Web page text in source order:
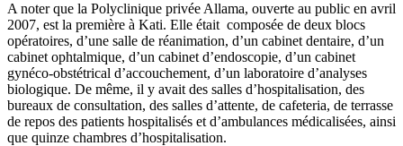
A noter que la Polyclinique privée Allama, ouverte au public en avril
2007, est la première à Kati. Elle était composée de deux blocs
opératoires, d’une salle de réanimation, d’un cabinet dentaire, d’un
cabinet ophtalmique, d’un cabinet d’endoscopie, d’un cabinet
gynéco-obstétrical d’accouchement, d’un laboratoire d’analyses
biologique. De même, il y avait des salles d’hospitalisation, des
bureaux de consultation, des salles d’attente, de cafeteria, de terrasse
de repos des patients hospitalisés et d’ambulances médicalisées, ainsi
que quinze chambres d’hospitalisation.